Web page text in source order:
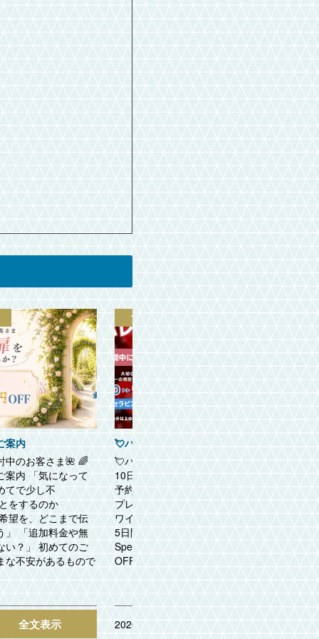
案内
中のお客さま🌺 🌈
案内 「気になって
てで少し不
をするのか
望を、どこまで伝
」 「追加料金や無
い？」 初めてのご
な不安があるもので
全文表示
💘バレンタインキャンペーン💘
💘バレンタインキャンペーン💘《2月
10日〜14日｜5日間限定》期間中、ご
予約時にセラピストへチョコレートを
プレゼントいただくと♬↓↓↓↓↓🎁ホ
ワイトデー特典🎁《3月10日〜14日｜
5日間限定》同じセラピストご予約で
Specialホワイトデー割引❄️10,000円
OFF❄️お気に...
2026.02.02 全文表示
プロモーション
💖
ご
か
す
ス
り
ピ
う
し